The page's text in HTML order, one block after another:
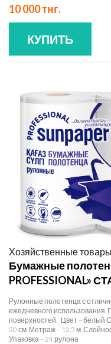
10 000 тнг.
КУПИТЬ
Хозяйственные товары
Бумажные
PROFESSIONAL»
Рулонные полотенца с
ежедневного
поверхностей. Цвет – белый
20 см. Метраж – 12,5 м.
Упаковка – 24 рулона